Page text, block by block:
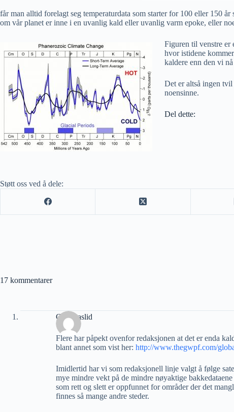
får man alltid forelagt seg temperaturdata som starter for 100 eller 150
om vår planet er inne i en uvanlig kald eller uvanlig varm epoke, eller
Figuren til venstre er
hvor istidene
kaldere enn den vi
Det er altså ingen
noensinne.
Del dette:
Støtt oss ved å dele:
17 kommentarer
Geir Aaslid
Flere har påpekt ovenfor redaksjonen at det er enda
blant annet som vist her: http://www.thegwpf.com/
Imidlertid har vi som redaksjonell linje valgt å følge
mye mindre vekt på de mindre nøyaktige
som rett og slett er oppfunnet for områder der det
finnes så mange andre steder.